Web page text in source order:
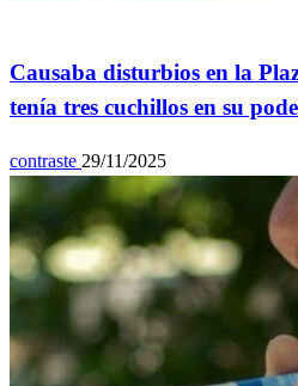
Causaba disturbios en la
tenía tres cuchillos en su
contraste 29/11/2025